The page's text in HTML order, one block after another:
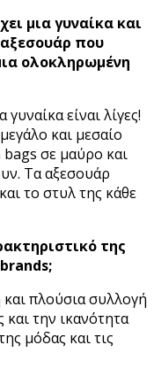
μια γυναίκα και
που
ολοκληρωμένη
είναι λίγες!
και μεσαίο
σε μαύρο και
Τα αξεσουάρ
το στυλ της κάθε
της
και πλούσια συλλογή
την ικανότητα
μόδας και τις